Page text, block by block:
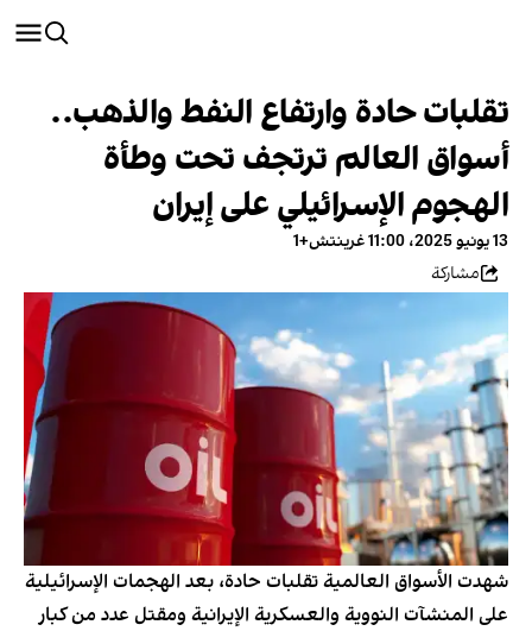
تقلبات حادة وارتفاع النفط والذهب..
أسواق العالم ترتجف تحت وطأة
الهجوم الإسرائيلي على إيران
13 يونيو 2025، 11:00 غرينتش+1
مشاركة
شهدت الأسواق العالمية تقلبات حادة، بعد الهجمات الإسرائيلية
على المنشآت النووية والعسكرية الإيرانية ومقتل عدد من كبار